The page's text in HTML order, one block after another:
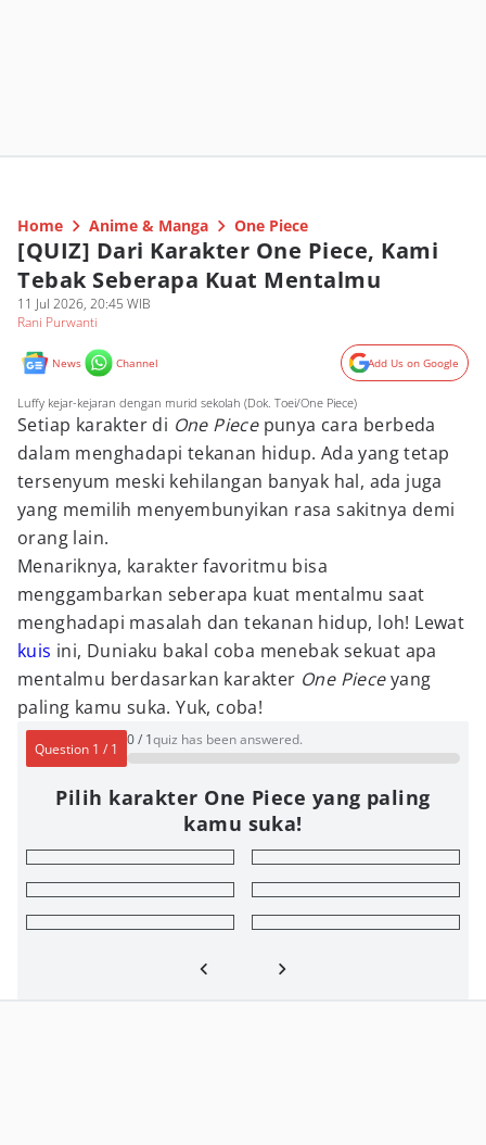
Home Anime & Manga One Piece
[QUIZ] Dari Karakter One Piece, Kami
Tebak Seberapa Kuat Mentalmu
11 Jul 2026, 20:45 WIB
Rani Purwanti
News Channel Add Us on Google
Luffy kejar-kejaran dengan murid sekolah (Dok. Toei/One Piece)
Setiap karakter di One Piecepunya cara berbeda
dalam menghadapi tekanan hidup. Ada yang tetap
tersenyum meski kehilangan banyak hal, ada juga
yang memilih menyembunyikan rasa sakitnya demi
orang lain.
Menariknya, karakter favoritmu bisa
menggambarkan seberapa kuat mentalmu saat
menghadapi masalah dan tekanan hidup, loh! Lewat
kuis ini, Duniaku bakal coba menebak sekuat apa
mentalmu berdasarkan karakter One Pieceyang
paling kamu suka. Yuk, coba!
Question 1 / 1
0/ 1quiz has been answered.
Pilih karakter One Piece yang paling
kamu suka!